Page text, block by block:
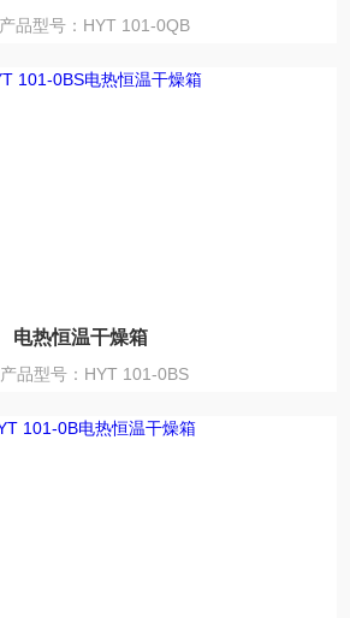
产品型号：HYT 101-0QB
电热恒温干燥箱
产品型号：HYT 101-0BS